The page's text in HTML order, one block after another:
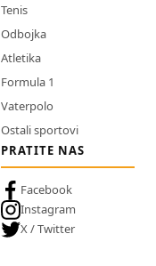
Tenis
Odbojka
Atletika
Formula 1
Vaterpolo
Ostali sportovi
PRATITE NAS
Facebook
Instagram
X / Twitter